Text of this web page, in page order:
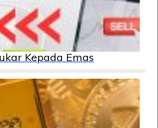
Kepada Emas